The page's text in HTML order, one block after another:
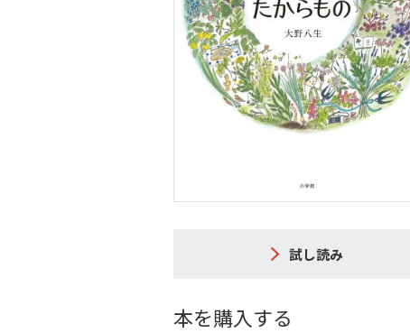
試し読み
本を購入する